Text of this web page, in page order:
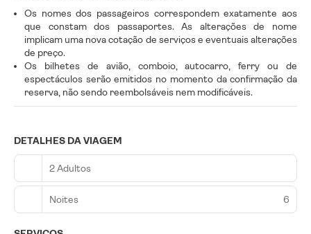
Os nomes dos passageiros correspondem exatamente aos
que constam dos passaportes. As alterações de nome
implicam uma nova cotação de serviços e eventuais alterações
de preço.
Os bilhetes de avião, comboio, autocarro, ferry ou de
espectáculos serão emitidos no momento da confirmação da
reserva, não sendo reembolsáveis nem modificáveis.
DETALHES DA VIAGEM
2 Adultos
Noites 6